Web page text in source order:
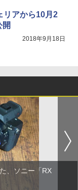
リアから10月2
開
2018年9月18日
、ソニー「RX